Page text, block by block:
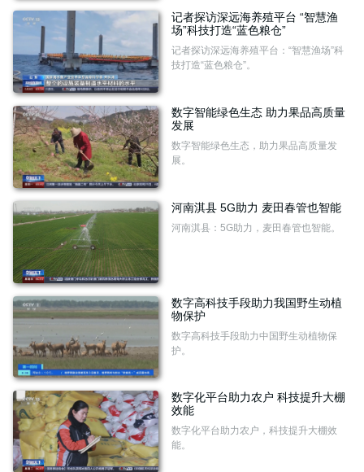
记者探访深远海养殖平台 “智慧渔
场”科技打造“蓝色粮仓”
记者探访深远海养殖平台：“智慧渔场”科
技打造“蓝色粮仓”。
数字智能绿色生态 助力果品高质量
发展
数字智能绿色生态，助力果品高质量发
展。
河南淇县 5G助力 麦田春管也智能
河南淇县：5G助力，麦田春管也智能。
数字高科技手段助力我国野生动植
物保护
数字高科技手段助力中国野生动植物保
护。
数字化平台助力农户 科技提升大棚
效能
数字化平台助力农户，科技提升大棚效
能。